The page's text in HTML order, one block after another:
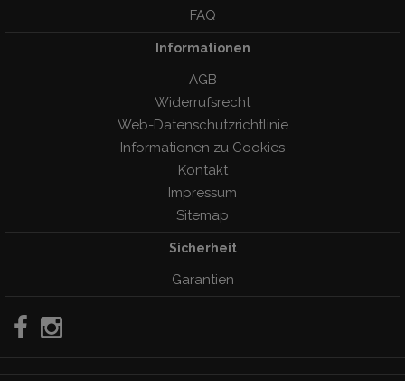
FAQ
Informationen
AGB
Widerrufsrecht
Web-Datenschutzrichtlinie
Informationen zu Cookies
Kontakt
Impressum
Sitemap
Sicherheit
Garantien